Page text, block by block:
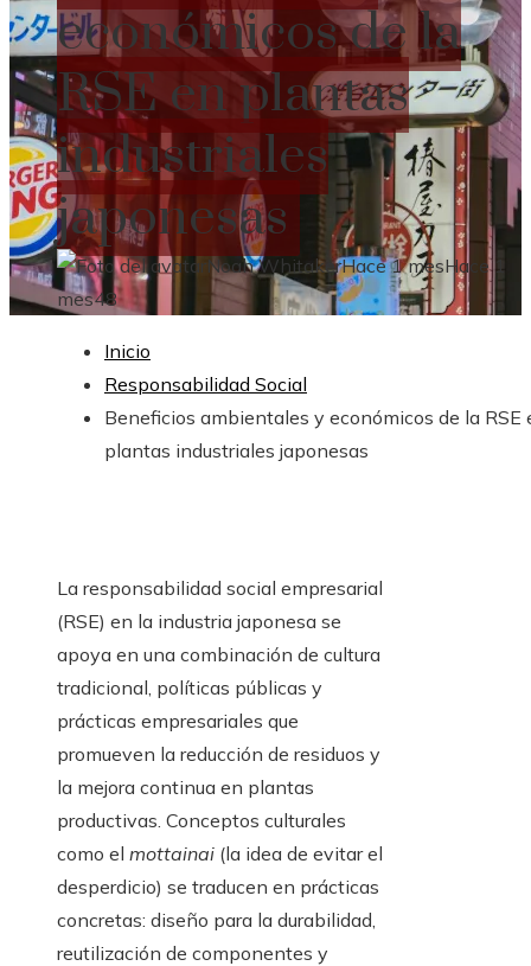
económicos de la
RSE en plantas
industriales
japonesas
Noah WhitakerHace 1 mesHace 1
mes48
Inicio
Responsabilidad Social
Beneficios ambientales y económicos de la RSE
plantas industriales japonesas
La responsabilidad social empresarial
(RSE) en la industria japonesa se
apoya en una combinación de cultura
tradicional, políticas públicas y
prácticas empresariales que
promueven la reducción de residuos y
la mejora continua en plantas
productivas. Conceptos culturales
como el mottainai (la idea de evitar el
desperdicio) se traducen en prácticas
concretas: diseño para la durabilidad,
reutilización de componentes y